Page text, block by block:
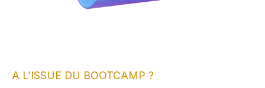
A L’ISSUE DU BOOTCAMP ?